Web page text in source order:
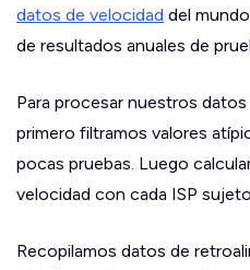
datos de velocidad del
de resultados anuales de
Para procesar nuestros
primero filtramos valores
pocas pruebas. Luego
velocidad con cada ISP
Recopilamos datos de